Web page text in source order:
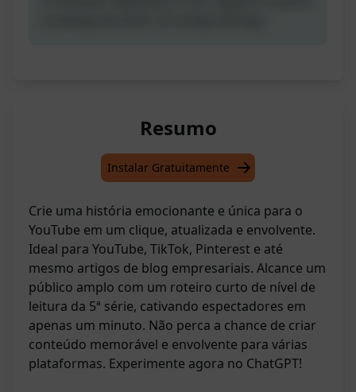
Resumo
Instalar Gratuitamente
Crie uma história emocionante e única para o
YouTube em um clique, atualizada e envolvente.
Ideal para YouTube, TikTok, Pinterest e até
mesmo artigos de blog empresariais. Alcance um
público amplo com um roteiro curto de nível de
leitura da 5ª série, cativando espectadores em
apenas um minuto. Não perca a chance de criar
conteúdo memorável e envolvente para várias
plataformas. Experimente agora no ChatGPT!